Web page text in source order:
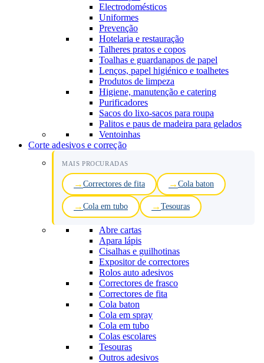
Electrodomésticos
Uniformes
Prevenção
Hotelaria e restauração
Talheres pratos e copos
Toalhas e guardanapos de papel
Lenços, papel higiénico e toalhetes
Produtos de limpeza
Higiene, manutenção e catering
Purificadores
Sacos do lixo-sacos para roupa
Palitos e paus de madeira para gelados
Ventoinhas
Corte adesivos e correção
MAIS PROCURADAS
Correctores de fita Cola baton
Cola em tubo Tesouras
Abre cartas
Apara lápis
Cisalhas e guilhotinas
Expositor de correctores
Rolos auto adesivos
Correctores de frasco
Correctores de fita
Cola baton
Cola em spray
Cola em tubo
Colas escolares
Tesouras
Outros adesivos